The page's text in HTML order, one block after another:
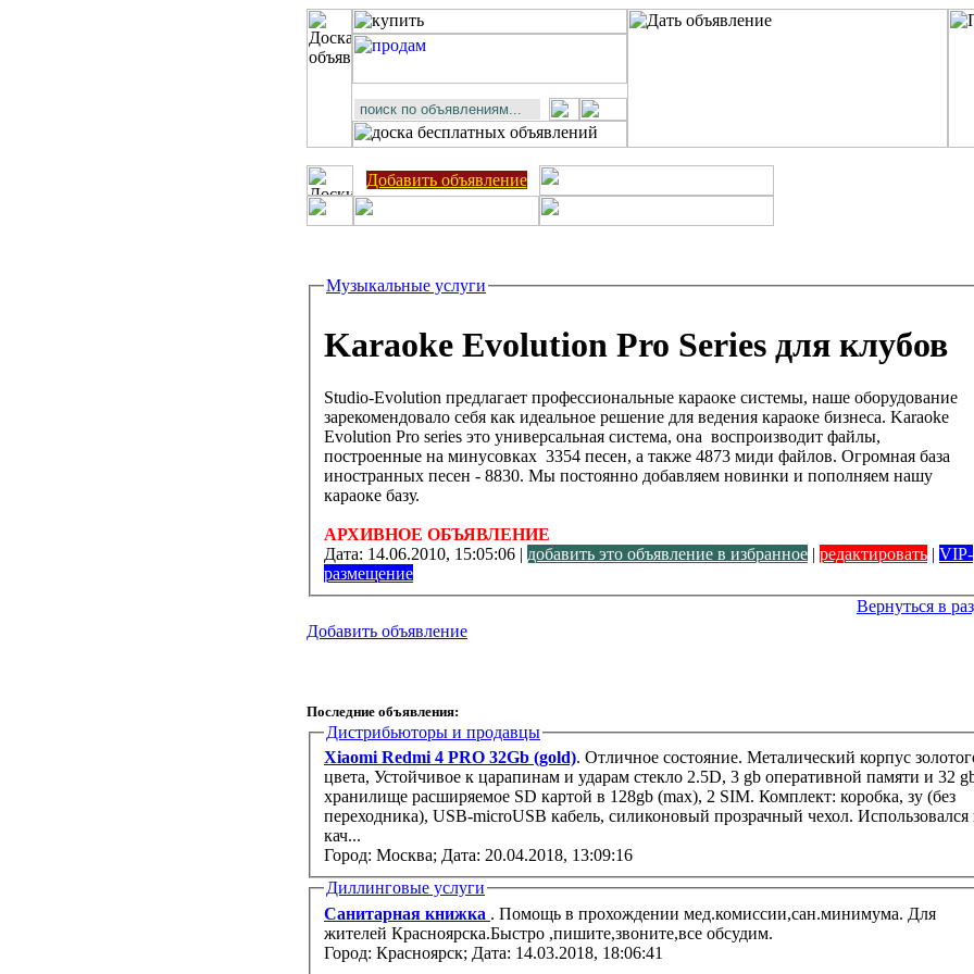
Добавить объявление
Музыкальные услуги
Karaoke Evolution Pro Series для клубов
Studio-Evolution предлагает профессиональные караоке системы, наше оборудование
зарекомендовало себя как идеальное решение для ведения караоке бизнеса. Karaoke
Evolution Pro series это универсальная система, она воспроизводит файлы,
построенные на минусовках 3354 песен, а также 4873 миди файлов. Огромная база
иностранных песен - 8830. Мы постоянно добавляем новинки и пополняем нашу
караоке базу.
АРХИВНОЕ ОБЪЯВЛЕНИЕ
Дата: 14.06.2010, 15:05:06 | добавить это объявление в избранное редактировать
VIP-
размещение
Вернуться в
Добавить объявление
Последние объявления:
Дистрибьюторы и продавцы
Xiaomi Redmi 4 PRO 32Gb (gold). Отличное состояние. Металический корпус
цвета, Устойчивое к царапинам и ударам стекло 2.5D, 3 gb оперативной памяти и 32
хранилище расширяемое SD картой в 128gb (max), 2 SIM. Комплект: коробка, зу (без
переходника), USB-microUSB кабель, силиконовый прозрачный чехол. Использовался
кач...
Город: Москва; Дата: 20.04.2018, 13:09:16
Диллинговые услуги
Санитарная книжка . Помощь в прохождении мед.комиссии,сан.минимума. Для
жителей Красноярска.Быстро ,пишите,звоните,все обсудим.
Город: Красноярск; Дата: 14.03.2018, 18:06:41